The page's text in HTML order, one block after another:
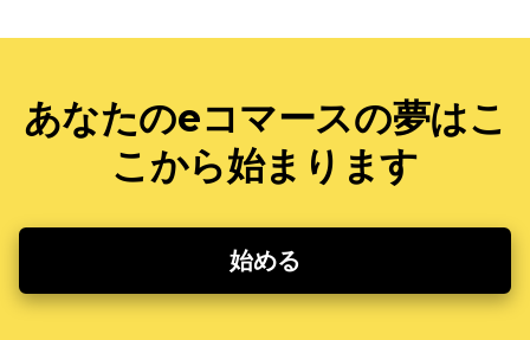
あなたのeコマースの夢はこ
こから始まります
始める